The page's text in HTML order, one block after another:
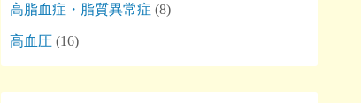
高脂血症・脂質異常症 (8)
高血圧 (16)